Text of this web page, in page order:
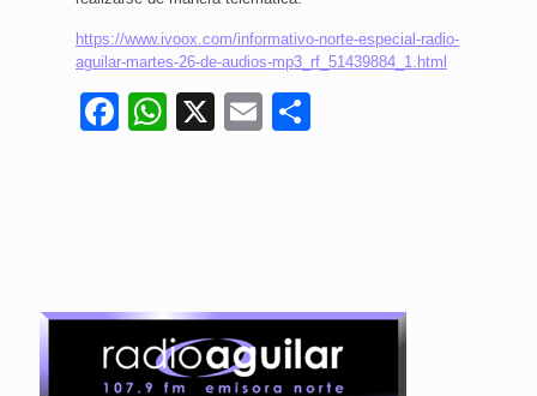
https://www.ivoox.com/informativo-norte-especial-radio-
aguilar-martes-26-de-audios-mp3_rf_51439884_1.html
Facebook
WhatsApp
X Email